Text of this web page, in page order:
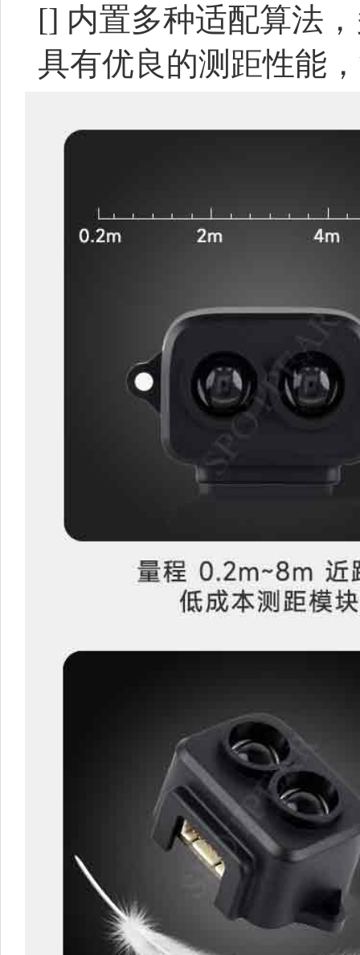
[] 内置多种适配算法
具有优良的测距性能